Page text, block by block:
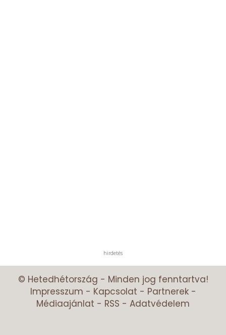
hirdetés
© Hetedhétország - Minden jog fenntartva!
Impresszum - Kapcsolat - Partnerek-
Médiaajánlat - RSS - Adatvédelem